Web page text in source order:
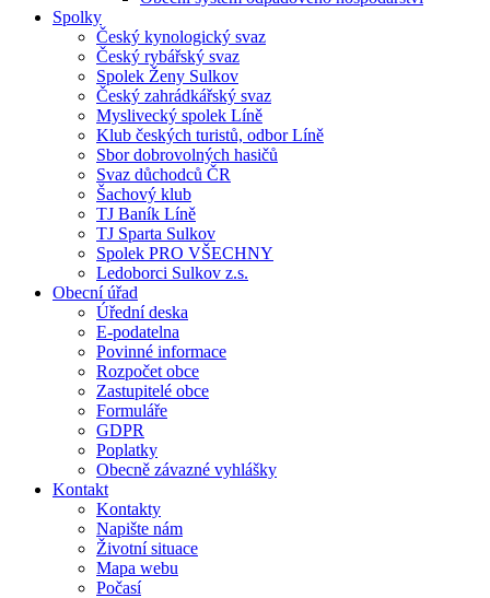
Spolky
Český kynologický svaz
Český rybářský svaz
Spolek Ženy Sulkov
Český zahrádkářský svaz
Myslivecký spolek Líně
Klub českých turistů, odbor Líně
Sbor dobrovolných hasičů
Svaz důchodců ČR
Šachový klub
TJ Baník Líně
TJ Sparta Sulkov
Spolek PRO VŠECHNY
Ledoborci Sulkov z.s.
Obecní úřad
Úřední deska
E-podatelna
Povinné informace
Rozpočet obce
Zastupitelé obce
Formuláře
GDPR
Poplatky
Obecně závazné vyhlášky
Kontakt
Kontakty
Napište nám
Životní situace
Mapa webu
Počasí